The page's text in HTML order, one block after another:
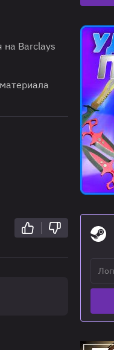
на Barclays